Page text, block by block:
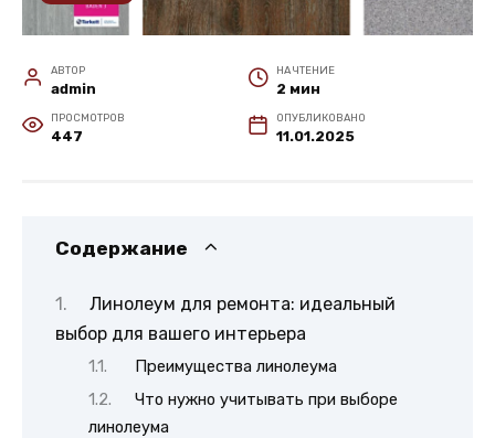
АВТОР
admin
НА ЧТЕНИЕ
2 мин
ПРОСМОТРОВ
447
ОПУБЛИКОВАНО
11.01.2025
Содержание
Линолеум для ремонта: идеальный
выбор для вашего интерьера
Преимущества линолеума
Что нужно учитывать при выборе
линолеума